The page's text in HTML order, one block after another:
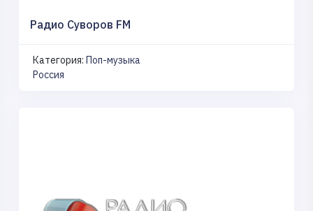
Радио Суворов FM
Категория: Поп-музыка
Россия